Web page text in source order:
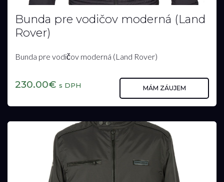
Bunda pre vodičov moderná (Land
Rover)
Bunda pre vodičov moderná (Land Rover)
230.00€ s DPH MÁM ZÁUJEM